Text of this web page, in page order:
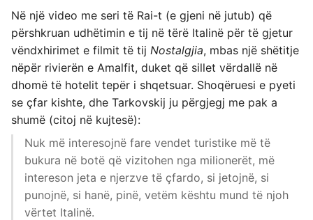
Në një video me seri të Rai-t (e gjeni në jutub) që
përshkruan udhëtimin e tij në tërë Italinë për të gjetur
vëndxhirimet e filmit të tij Nostalgjia, mbas një shëtitje
nëpër rivierën e Amalfit, duket që sillet vërdallë në
dhomë të hotelit tepër i shqetsuar. Shoqëruesi e pyeti
se çfar kishte, dhe Tarkovskij ju përgjegj me pak a
shumë (citoj në kujtesë):
Nuk më interesojnë fare vendet turistike më të
bukura në botë që vizitohen nga milionerët, më
intereson jeta e njerzve të çfardo, si jetojnë, si
punojnë, si hanë, pinë, vetëm kështu mund të njoh
vërtet Italinë.